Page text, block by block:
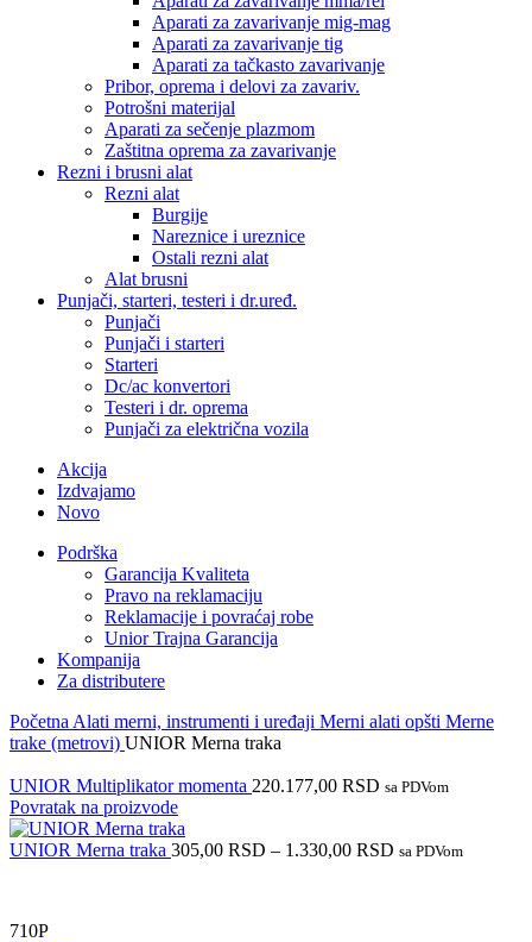
Aparati za zavarivanje mig-mag
Aparati za zavarivanje tig
Aparati za tačkasto zavarivanje
Pribor, oprema i delovi za zavariv.
Potrošni materijal
Aparati za sečenje plazmom
Zaštitna oprema za zavarivanje
Rezni i brusni alat
Rezni alat
Burgije
Nareznice i ureznice
Ostali rezni alat
Alat brusni
Punjači, starteri, testeri i dr.uređ.
Punjači
Punjači i starteri
Starteri
Dc/ac konvertori
Testeri i dr. oprema
Punjači za električna vozila
Akcija
Izdvajamo
Novo
Podrška
Garancija Kvaliteta
Pravo na reklamaciju
Reklamacije i povraćaj robe
Unior Trajna Garancija
Kompanija
Za distributere
Početna Alati merni, instrumenti i uređaji Merni alati opšti Merne
trake (metrovi) UNIOR Merna traka
UNIOR Multiplikator momenta 220.177,00 RSD sa PDVom
Povratak na proizvode
UNIOR Merna traka 305,00 RSD – 1.330,00 RSD sa PDVom
710P